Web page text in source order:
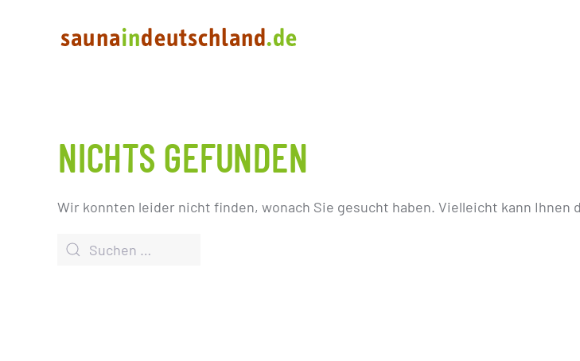
NICHTS GEFUNDEN
Wir konnten leider nicht finden, wonach Sie gesucht haben. Vielleicht kann Ihnen